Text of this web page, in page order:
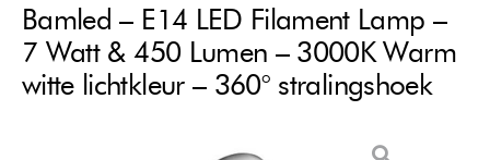
Bamled – E14 LED Filament Lamp –
7 Watt & 450 Lumen – 3000K Warm
witte lichtkleur – 360° stralingshoek